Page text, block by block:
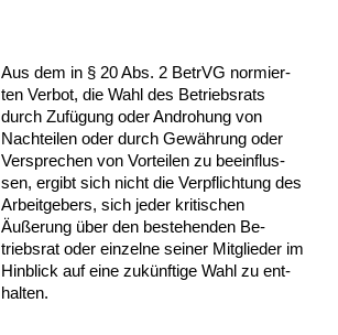
Aus dem in § 20 Abs. 2 Be­trVG nor­mier­
ten Ver­bot, die Wahl des Be­triebs­rats
durch Zufügung oder An­dro­hung von
Nach­tei­len oder durch Gewährung oder
Ver­spre­chen von Vor­tei­len zu be­ein­flus­
sen, er­gibt sich nicht die Ver­pflich­tung des
Ar­beit­ge­bers, sich je­der kri­ti­schen
Äußerung über den be­ste­hen­den Be­
triebs­rat oder ein­zel­ne sei­ner Mit­glie­der im
Hin­blick auf ei­ne zukünf­ti­ge Wahl zu ent­
hal­ten.